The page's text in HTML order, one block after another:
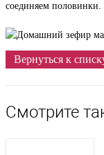
соединяем половинки.
Вернуться к
Смотрите